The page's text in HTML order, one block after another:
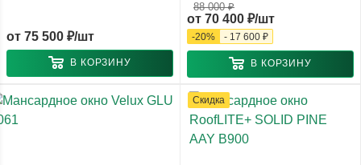
от 75 500 ₽/шт
В КОРЗИНУ
от 70 400 ₽/шт
88 000 ₽
-20% - 17 600 ₽
В КОРЗИНУ
Скидка